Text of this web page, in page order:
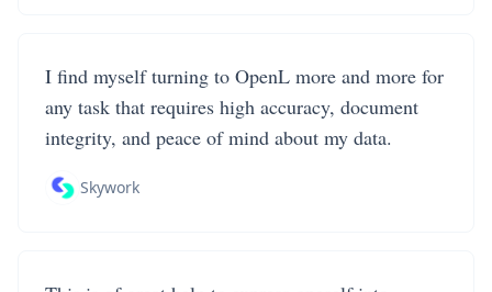
I find myself turning to OpenL more and more for
any task that requires high accuracy, document
integrity, and peace of mind about my data.
Skywork